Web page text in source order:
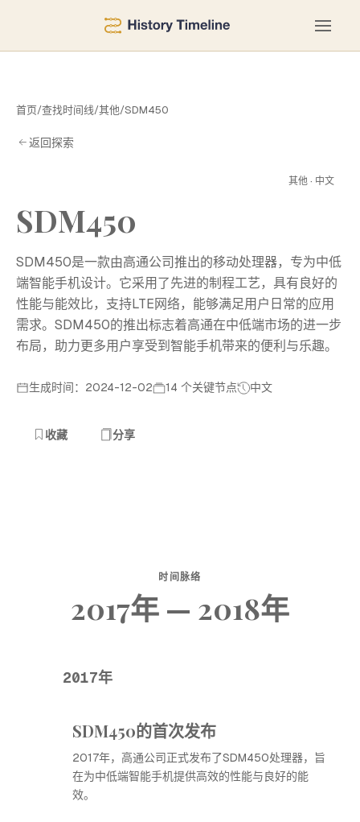
首页/查找时间线/其他/SDM450
返回探索
其他 · 中文
SDM450
SDM450是一款由高通公司推出的移动处理器，专为中低
端智能手机设计。它采用了先进的制程工艺，具有良好的
性能与能效比，支持LTE网络，能够满足用户日常的应用
需求。SDM450的推出标志着高通在中低端市场的进一步
布局，助力更多用户享受到智能手机带来的便利与乐趣。
生成时间：2024-12-02 14 个关键节点 中文
收藏 分享
时间脉络
2017年 — 2018年
2017年
SDM450的首次发布
2017年，高通公司正式发布了SDM450处理器，旨
在为中低端智能手机提供高效的性能与良好的能
效。